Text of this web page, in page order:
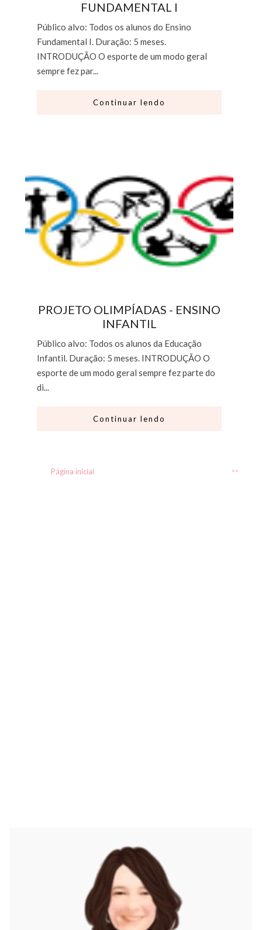
FUNDAMENTAL I
Público alvo: Todos os alunos do Ensino
Fundamental I. Duração: 5 meses.
INTRODUÇÃO O esporte de um modo geral
sempre fez par...
Continuar lendo
PROJETO OLIMPÍADAS - ENSINO
INFANTIL
Público alvo: Todos os alunos da Educação
Infantil. Duração: 5 meses. INTRODUÇÃO O
esporte de um modo geral sempre fez parte do
di...
Continuar lendo
>>
Página inicial